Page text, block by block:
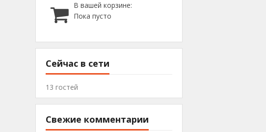
В вашей корзине:
Пока пусто
Сейчас в сети
13 гостей
Свежие комментарии